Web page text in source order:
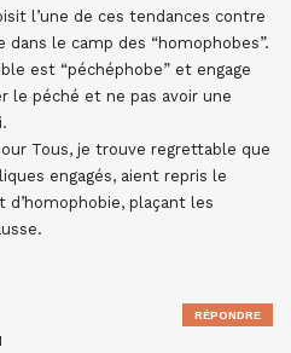
l’une de ces tendances contre
dans le camp des “homophobes”.
est “péchéphobe” et engage
le péché et ne pas avoir une
Tous, je trouve regrettable que
engagés, aient repris le
plaçant les
RÉPONDRE